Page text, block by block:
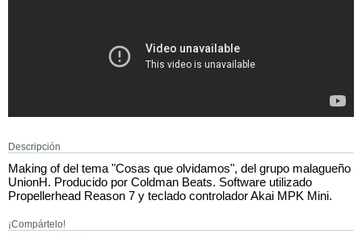
Descripción
Making of del tema "Cosas que olvidamos", del grupo malagueño
UnionH. Producido por Coldman Beats. Software utilizado
Propellerhead Reason 7 y teclado controlador Akai MPK Mini.
¡Compártelo!